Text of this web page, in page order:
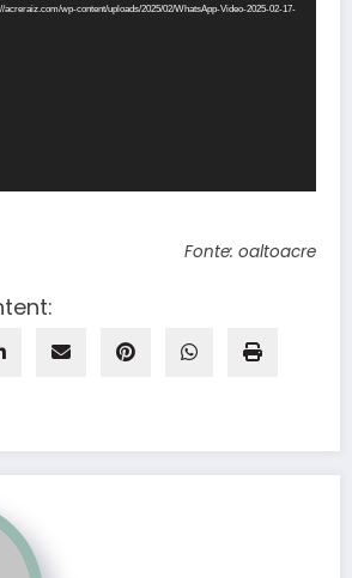
acreraiz.com/wp-content/uploads/2025/02/WhatsApp-Video-2025-02-17-
Fonte: oaltoacre